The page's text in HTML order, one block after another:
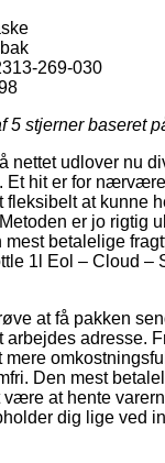
269-030
5 stjerner baseret
nettet udlover nu
Et hit er for
fleksibelt at kunne
er jo rigtig
betalelige
1l Eol – Cloud –
at få pakken
adresse.
mere
Den mest
at hente
dig lige ved